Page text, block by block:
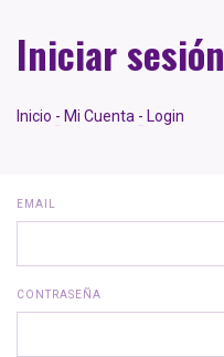
Iniciar sesión
Inicio - Mi Cuenta - Login
EMAIL
CONTRASEÑA